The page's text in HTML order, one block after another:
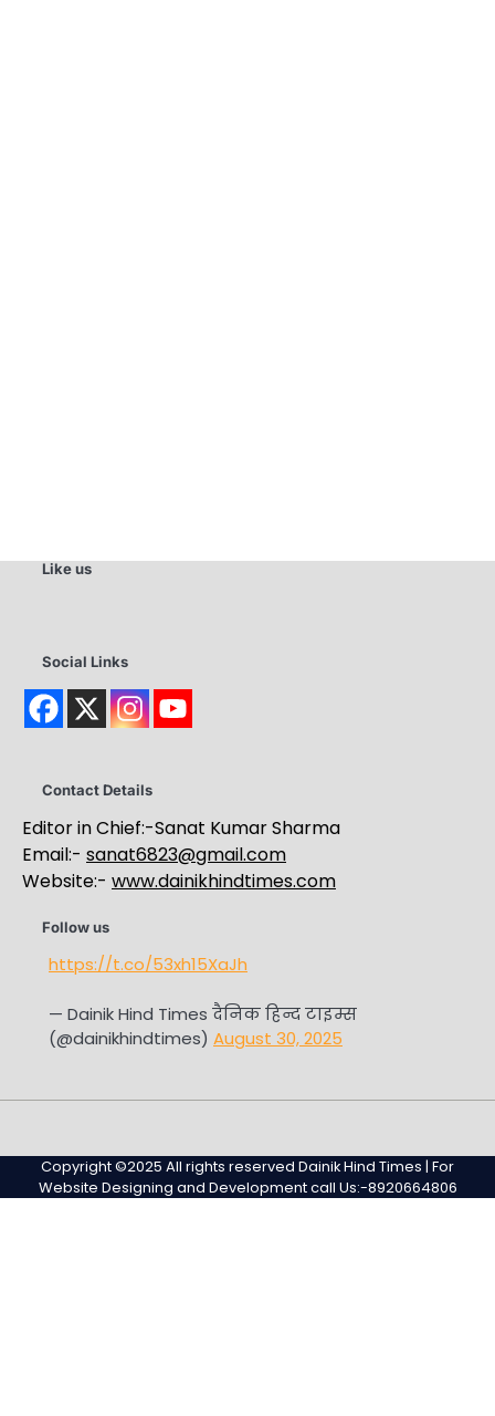
Like us
Social Links
Contact Details
Editor in Chief:-Sanat Kumar Sharma
Email:- sanat6823@gmail.com
Website:- www.dainikhindtimes.com
Follow us
https://t.co/53xh15XaJh
— Dainik Hind Times दैनिक हिन्द टाइम्स
(@dainikhindtimes) August 30, 2025
Page
Page
Copyright ©2025 All rights reserved Dainik Hind Times | For
Website Designing and Development call Us:-8920664806